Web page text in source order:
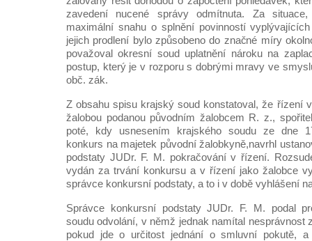
zavedení nucené správy odmítnuta. Za
maximální snahu o splnění povinností
jejich prodlení bylo způsobeno do značné míry
považoval okresní soud uplatnění nároku na
postup, který je v rozporu s dobrými mravy ve
obč. zák.
Z obsahu spisu krajský soud konstatoval, že řízení
žalobou podanou původním žalobcem R. z.,
poté, kdy usnesením krajského soudu ze dne
konkurs na majetek původní žalobkyně,navrhl
podstaty JUDr. F. M. pokračování v řízení.
vydán za trvání konkursu a v řízení jako žalobce
správce konkursní podstaty, a to i v době vyhlášení
Správce konkursní podstaty JUDr. F. M. podal
soudu odvolání, v němž jednak namítal nesprávnost
pokud jde o určitost jednání o smluvní pokutě,